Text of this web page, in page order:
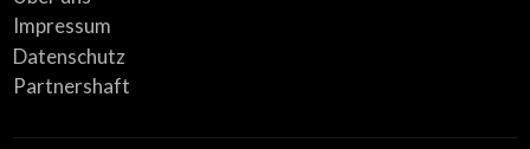
Impressum
Datenschutz
Partnershaft